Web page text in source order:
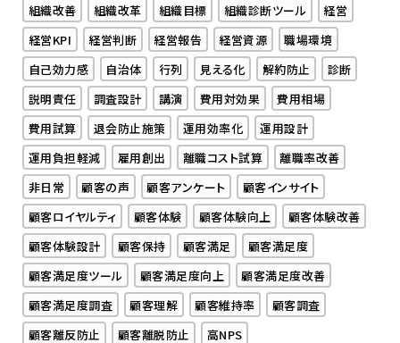
組織改善
組織改革 組織目標 組織診断ツール
経営
経営KPI
経営判断 経営報告 経営資源
職場環境
自己効力感
自治体 行列 見える化 解約防止
診断
説明責任
調査設計 講演 費用対効果
費用相場
費用試算
退会防止施策 運用効率化
運用設計
運用負担軽減
雇用創出 離職コスト試算
離職率改善
非日常
顧客の声 顧客アンケート
顧客インサイト
顧客ロイヤルティ
顧客体験 顧客体験向上
顧客体験改善
顧客体験設計
顧客保持 顧客満足
顧客満足度
顧客満足度ツール
顧客満足度向上
顧客満足度改善
顧客満足度調査
顧客理解 顧客維持率
顧客調査
顧客離反防止
顧客離脱防止 高NPS